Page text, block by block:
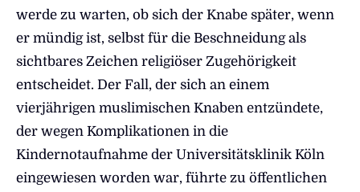
werde zu warten, ob sich der Knabe später, wenn
er mündig ist, selbst für die Beschneidung als
sichtbares Zeichen religiöser Zugehörigkeit
entscheidet. Der Fall, der sich an einem
vierjährigen muslimischen Knaben entzündete,
der wegen Komplikationen in die
Kindernotaufnahme der Universitätsklinik Köln
eingewiesen worden war, führte zu öffentlichen